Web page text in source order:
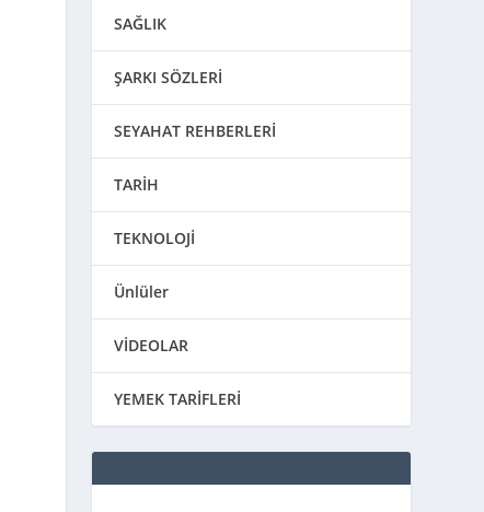
SAĞLIK
ŞARKI SÖZLERİ
SEYAHAT REHBERLERİ
TARİH
TEKNOLOJİ
Ünlüler
VİDEOLAR
YEMEK TARİFLERİ